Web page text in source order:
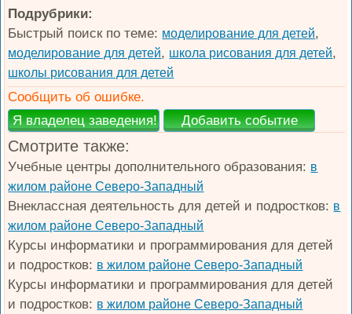
Подрубрики:
Быстрый поиск по теме: моделирование для детей,
моделирование для детей, школа рисования для детей,
школы рисования для детей
Сообщить об ошибке.
Смотрите также:
Учебные центры дополнительного образования: в
жилом районе Северо-Западный
Внеклассная деятельность для детей и подростков: в
жилом районе Северо-Западный
Курсы информатики и программирования для детей
и подростков: в жилом районе Северо-Западный
Курсы информатики и программирования для детей
и подростков: в жилом районе Северо-Западный